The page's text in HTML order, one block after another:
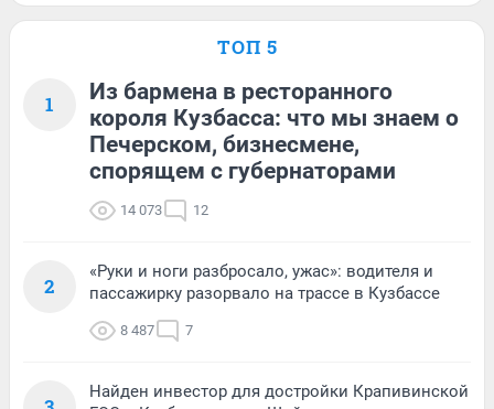
ТОП 5
1
Из бармена в ресторанного
короля Кузбасса: что мы знаем о
Печерском, бизнесмене,
спорящем с губернаторами
14 073 12
2
«Руки и ноги разбросало, ужас»: водителя и
пассажирку разорвало на трассе в Кузбассе
8 487 7
Найден инвестор для достройки Крапивинской